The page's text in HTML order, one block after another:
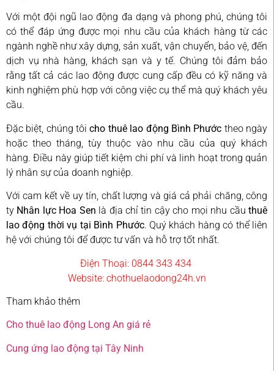
Với một đội ngũ lao động đa dạng và phong phú, chúng tôi
có thể đáp ứng được mọi nhu cầu của khách hàng từ các
ngành nghề như xây dựng, sản xuất, vận chuyển, bảo vệ, đến
dịch vụ nhà hàng, khách sạn và y tế. Chúng tôi đảm bảo
rằng tất cả các lao động được cung cấp đều có kỹ năng và
kinh nghiệm phù hợp với công việc cụ thể mà quý khách yêu
cầu.
Đặc biệt, chúng tôicho thuê lao động Bình Phước theo ngày
hoặc theo tháng, tùy thuộc vào nhu cầu của quý khách
hàng. Điều này giúp tiết kiệm chi phí và linh hoạt trong quản
lý nhân sự của doanh nghiệp.
Với cam kết về uy tín, chất lượng và giá cả phải chăng, công
ty Nhân lực Hoa Sen là địa chỉ tin cậy cho mọi nhu cầuthuê
lao động thời vụ tại Bình Phước. Quý khách hàng có thể liên
hệ với chúng tôi để được tư vấn và hỗ trợ tốt nhất.
Điện Thoại: 0844 343 434
Website: chothuelaodong24h.vn
Tham khảo thêm
Cho thuê lao động Long An giá rẻ
Cung ứng lao động tại Tây Ninh